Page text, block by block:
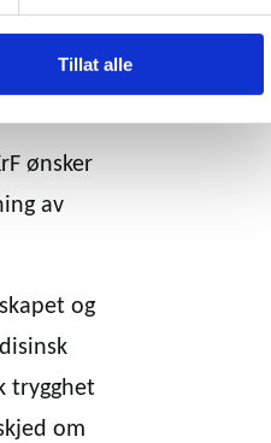
Tillat alle
ønsker
av
og
trygghet
om